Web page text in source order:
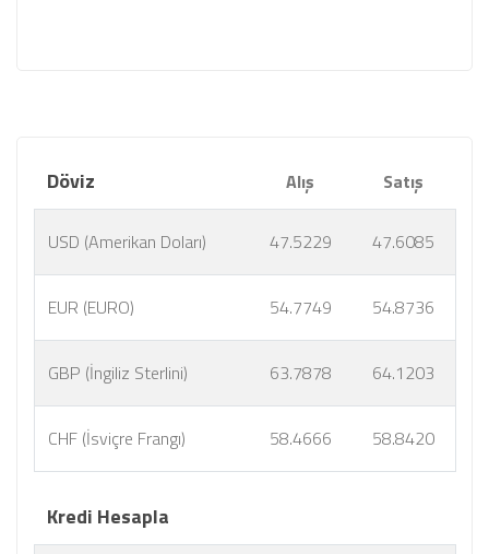
Döviz Alış Satış
USD (Amerikan Doları) 47.5229 47.6085
EUR (EURO) 54.7749 54.8736
GBP (İngiliz Sterlini) 63.7878 64.1203
CHF (İsviçre Frangı) 58.4666 58.8420
Kredi Hesapla